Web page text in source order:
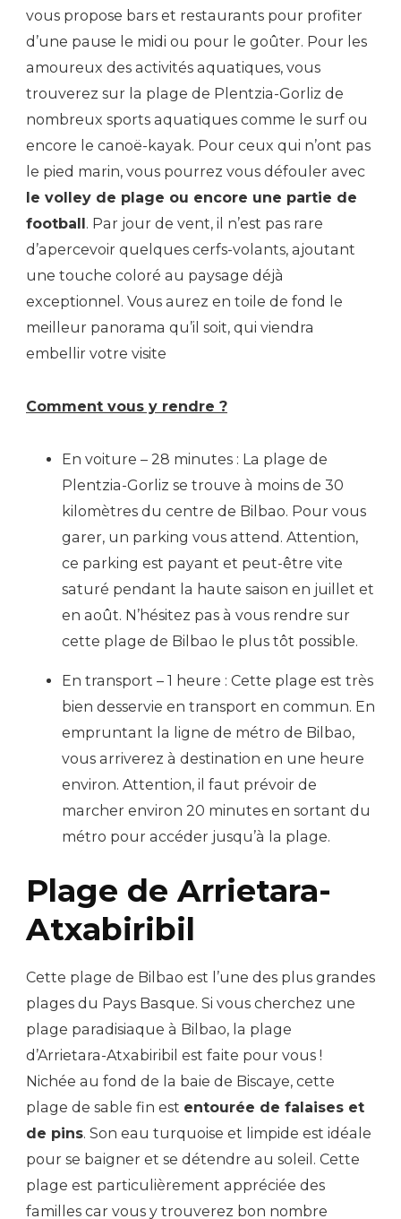
vous propose bars et restaurants pour profiter
d’une pause le midi ou pour le goûter. Pour les
amoureux des activités aquatiques, vous
trouverez sur la plage de Plentzia-Gorliz de
nombreux sports aquatiques comme le surf ou
encore le canoë-kayak. Pour ceux qui n’ont pas
le pied marin, vous pourrez vous défouler avec
le volley de plage ou encore une partie de
football . Par jour de vent, il n’est pas rare
d’apercevoir quelques cerfs-volants, ajoutant
une touche coloré au paysage déjà
exceptionnel. Vous aurez en toile de fond le
meilleur panorama qu’il soit, qui viendra
embellir votre visite
Comment vous y rendre ?
En voiture – 28 minutes : La plage de
Plentzia-Gorliz se trouve à moins de 30
kilomètres du centre de Bilbao. Pour vous
garer, un parking vous attend. Attention,
ce parking est payant et peut-être vite
saturé pendant la haute saison en juillet et
en août. N’hésitez pas à vous rendre sur
cette plage de Bilbao le plus tôt possible.
En transport – 1 heure : Cette plage est très
bien desservie en transport en commun. En
empruntant la ligne de métro de Bilbao,
vous arriverez à destination en une heure
environ. Attention, il faut prévoir de
marcher environ 20 minutes en sortant du
métro pour accéder jusqu’à la plage.
Plage de Arrietara-
Atxabiribil
Cette plage de Bilbao est l’une des plus grandes
plages du Pays Basque. Si vous cherchez une
plage paradisiaque à Bilbao, la plage
d’Arrietara-Atxabiribil est faite pour vous !
Nichée au fond de la baie de Biscaye, cette
plage de sable fin est entourée de falaises et
de pins. Son eau turquoise et limpide est idéale
pour se baigner et se détendre au soleil. Cette
plage est particulièrement appréciée des
familles car vous y trouverez bon nombre